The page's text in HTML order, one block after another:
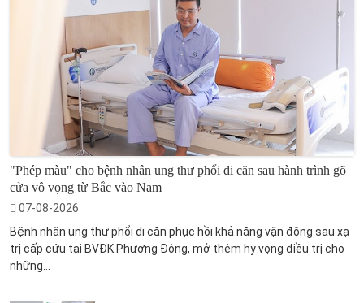
"Phép màu" cho bệnh nhân ung thư phổi di căn sau hành trình gõ
cửa vô vọng từ Bắc vào Nam
07-08-2026
Bệnh nhân ung thư phổi di căn phục hồi khả năng vận động sau xạ
trị cấp cứu tại BVĐK Phương Đông, mở thêm hy vọng điều trị cho
những...